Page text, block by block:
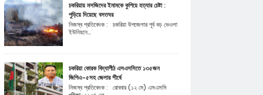
চকরিয়ায় মসজিদের ইমামকে কুপিয়ে হত্যার চেষ্টা :
পুড়িয়ে দিয়েছে বসতঘর
নিজস্ব প্রতিবেদক : চকরিয়া উপজেলার পূর্ব বড় ভেওলা
ইউনিয়নে...
চকরিয়া কোরক বিদ্যাপীঠ এসএসসিতে ১৩৫জন
জিপিএ-৫সহ জেলার শীর্ষে
নিজস্ব প্রতিবেদক : রোববার (১২ মে) এসএসসি